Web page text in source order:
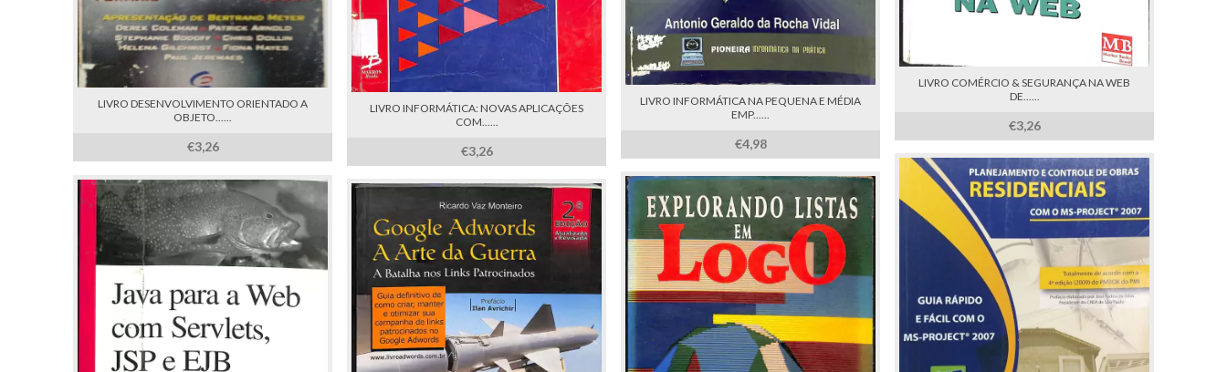
LIVRO DESENVOLVIMENTO ORIENTADO A
OBJETO......
€3,26
LIVRO INFORMÁTICA: NOVAS APLICAÇÕES
COM......
€3,26
LIVRO INFORMÁTICA NA PEQUENA E MÉDIA
EMP......
€4,98
LIVRO COMÉRCIO & SEGURANÇA NA WEB
DE......
€3,26